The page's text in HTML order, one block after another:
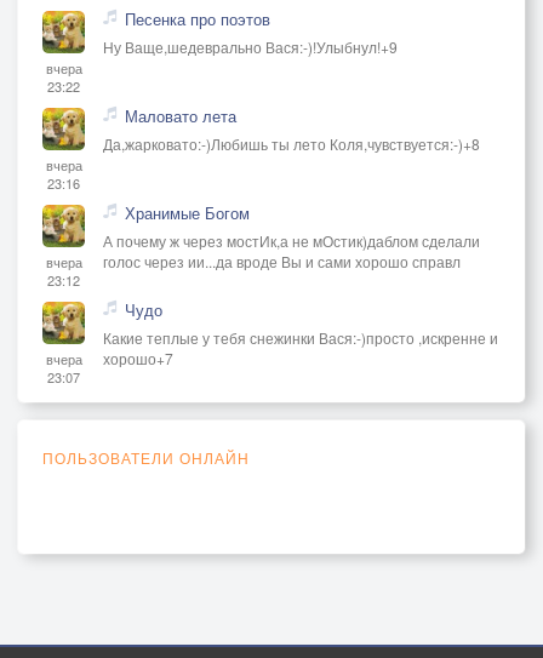
вчера
23:22
Песенка про поэтов
Ну Ваще,шедеврально Вася:-)!Улыбнул!+9
вчера
23:16
Маловато лета
Да,жарковато:-)Любишь ты лето Коля,чувствуется:-)+8
вчера
23:12
Хранимые Богом
А почему ж через мостИк,а не мОстик)даблом сделали
голос через ии...да вроде Вы и сами хорошо справл
вчера
23:07
Чудо
Какие теплые у тебя снежинки Вася:-)просто ,искренне и
хорошо+7
ПОЛЬЗОВАТЕЛИ ОНЛАЙН